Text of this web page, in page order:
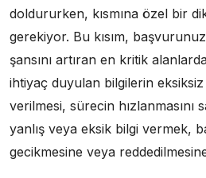
doldururken, kısmına özel bir
gerekiyor. Bu kısım,
şansını artıran en kritik
ihtiyaç duyulan bilgilerin
verilmesi, sürecin hızlanmasını
yanlış veya eksik bilgi vermek,
gecikmesine veya